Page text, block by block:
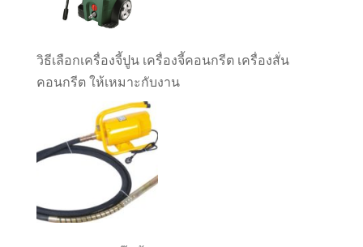
วิธีเลือกเครื่องจี้ปูน เครื่องจี้คอนกรีต เครื่องสั่น
คอนกรีต ให้เหมาะกับงาน